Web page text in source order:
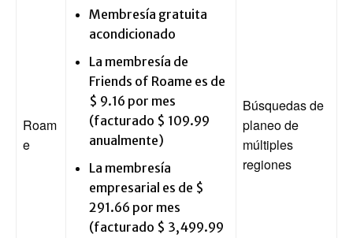
Roam
e
Membresía gratuita
acondicionado
La membresía de
Friends of Roame es de
$ 9.16 por mes
(facturado $ 109.99
anualmente)
La membresía
empresarial es de $
291.66 por mes
(facturado $ 3,499.99
Búsquedas de
planeo de
múltiples
regiones